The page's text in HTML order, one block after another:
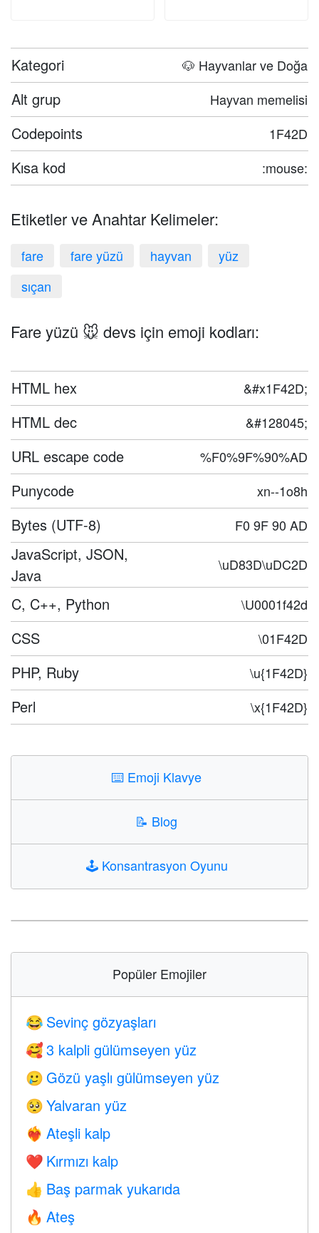
Kategori 🐶 Hayvanlar ve Doğa
Alt grup Hayvan memelisi
Codepoints 1F42D
Kısa kod :mouse:
Etiketler ve Anahtar Kelimeler:
fare fare yüzü hayvan
yüz
sıçan
Fare yüzü 🐭 devs için emoji kodları:
HTML hex &#x1F42D;
HTML dec &#128045;
URL escape code %F0%9F%90%AD
Punycode xn--1o8h
Bytes (UTF-8) F0 9F 90 AD
JavaScript, JSON,
Java
\uD83D\uDC2D
C, C++, Python \U0001f42d
CSS \01F42D
PHP, Ruby \u{1F42D}
Perl \x{1F42D}
⌨️ Emoji Klavye
📝 Blog
🕹️ Konsantrasyon Oyunu
Popüler Emojiler
😂 Sevinç gözyaşları
🥰 3 kalpli gülümseyen yüz
🥲 Gözü yaşlı gülümseyen yüz
🥺 Yalvaran yüz
❤️‍🔥 Ateşli kalp
❤️ Kırmızı kalp
👍 Baş parmak yukarıda
🔥 Ateş